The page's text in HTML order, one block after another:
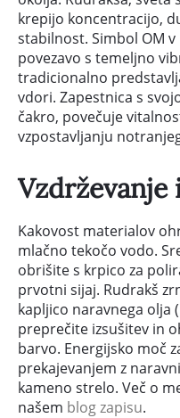
krepijo koncentracijo,
stabilnost. Simbol OM
povezavo s temeljno
tradicionalno
vdori. Zapestnica s
čakro, povečuje
vzpostavljanju
Vzdrževanje
Kakovost materialov
mlačno tekočo vodo.
obrišite s krpico za
prvotni sijaj. Rudrakš
kapljico naravnega olja
preprečite izsušitev in
barvo. Energijsko moč
prekajevanjem z
kameno strelo. Več o
našem blog zapisu.